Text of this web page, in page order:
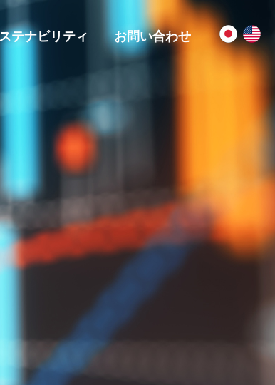
テナビリティ お問い合わせ